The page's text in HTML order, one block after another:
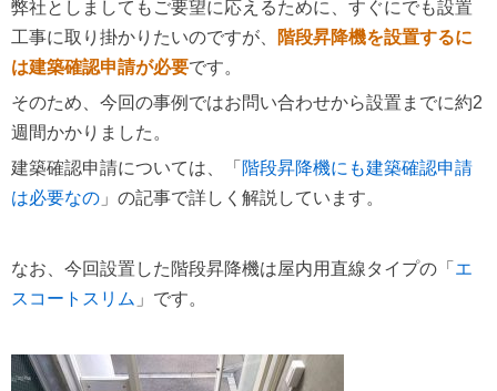
弊社としましてもご要望に応えるために、すぐにでも設置
工事に取り掛かりたいのですが、
階段昇降機を設置するに
は建築確認申請が必要です。
そのため、今回の事例ではお問い合わせから設置までに約2
週間かかりました。
建築確認申請については、「 階段昇降機にも建築確認申請
は必要なの 」の記事で詳しく解説しています。
なお、今回設置した階段昇降機は屋内用直線タイプの「 エ
スコートスリム 」です。